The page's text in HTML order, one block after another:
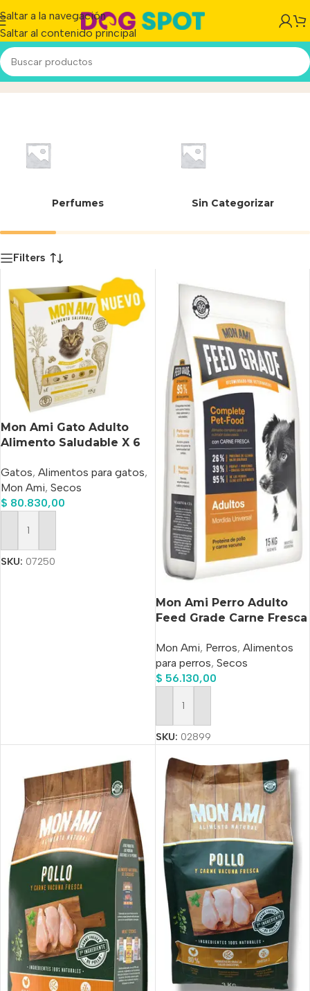
Saltar a la navegación
Saltar al contenido principal
MARINI & CIAInicio/Producto
Perfumes Sin Categorizar
Filters
Mon Ami Gato Adulto
Alimento Saludable X 6
Gatos, Alimentos para gatos,
Mon Ami, Secos
$ 80.830,00
Añadir Al Carrito
SKU: 07250
Mon Ami Perro Adulto
Feed Grade Carne Fresca
Mon Ami, Perros, Alimentos
para perros, Secos
$ 56.130,00
Añadir Al Carrito
SKU: 02899